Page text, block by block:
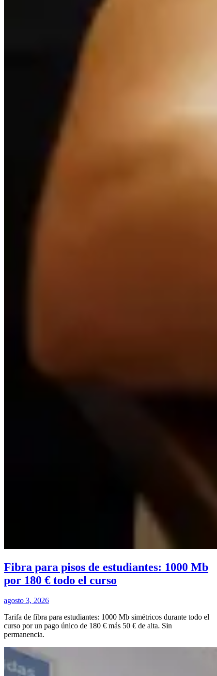
Fibra para pisos de estudiantes: 1000 Mb
por 180 € todo el curso
agosto 3, 2026
Tarifa de fibra para estudiantes: 1000 Mb simétricos durante todo el
curso por un pago único de 180 € más 50 € de alta. Sin
permanencia.